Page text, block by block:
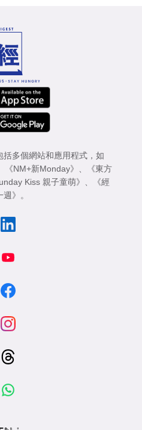
括多個網站和應用程式，如
《NM+新Monday》 、
《東方
Kiss 親子童萌》 、
《經
》 。